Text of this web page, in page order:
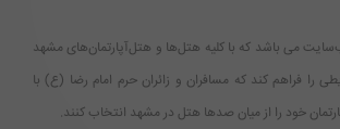
می باشد که با کلیه هتل‌ها و هتل‌آپارتمان‌های مشهد
را فراهم کند که مسافران و زائران حرم امام رضا (ع) با
خود را از میان صدها هتل در مشهد انتخاب کنند.